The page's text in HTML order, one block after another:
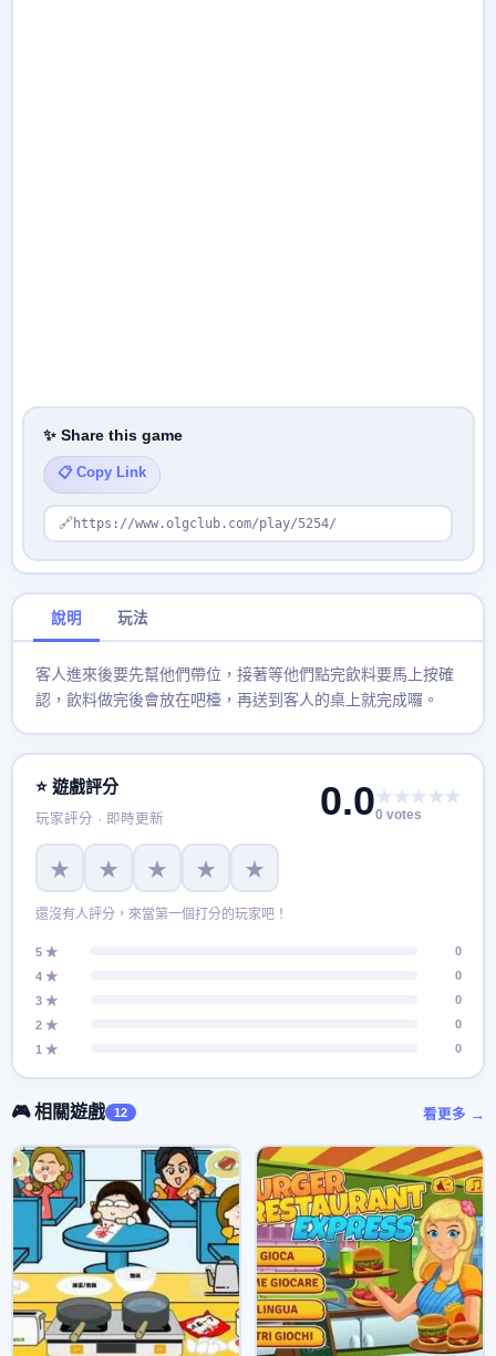
✨ Share this game
📋 Copy Link
🔗 https://www.olgclub.com/play/5254/
說明 玩法
客人進來後要先幫他們帶位，接著等他們點完飲料要馬上按確
認，飲料做完後會放在吧檯，再送到客人的桌上就完成囉。
⭐ 遊戲評分
玩家評分 · 即時更新 0.0★★★★★
0 votes
★ ★ ★ ★ ★
還沒有人評分，來當第一個打分的玩家吧！
5 ★
0
4 ★
0
3 ★
0
2 ★
0
1 ★
0
🎮 相關遊戲 12 看更多 →